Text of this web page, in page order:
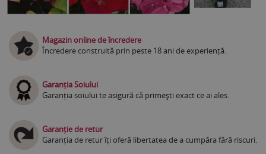
Magazin online de încredere
Încredere construită prin peste 18 ani de experiență.
Garanția Soiului
Garanția soiului te asigură că primești exact ce ai ales.
Garanție de retur
Garanția de retur îți oferă libertatea de a cumpăra fără riscuri.